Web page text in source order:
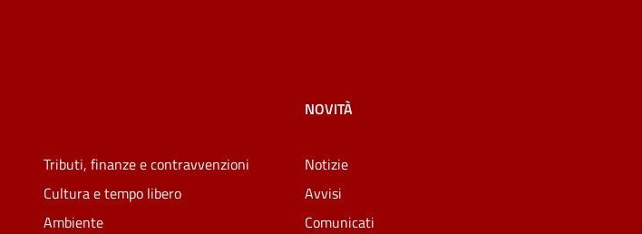
Tributi, finanze e contravvenzioni
Cultura e tempo libero
Ambiente
NOVITÀ
Notizie
Avvisi
Comunicati